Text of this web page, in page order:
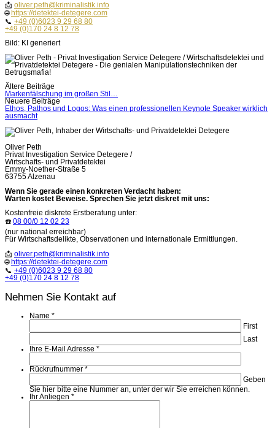
📩 oliver.peth@kriminalistik.info
🌐 https://detektei-detegere.com
📞 +49 (0)6023 9 29 68 80
+49 (0)170 24 8 12 78
Bild: KI generiert
Beitragsnavigation
Ältere Beiträge
Markenfälschung im großen Stil…
Neuere Beiträge
Ethos, Pathos und Logos: Was einen professionellen Keynote Speaker wirklich
ausmacht
Oliver Peth
Privat Investigation Service Detegere /
Wirtschafts- und Privatdetektei
Emmy-Noether-Straße 5
63755 Alzenau
Wenn Sie gerade einen konkreten Verdacht haben:
Warten kostet Beweise. Sprechen Sie jetzt diskret mit uns:
Kostenfreie diskrete Erstberatung unter:
☎️ 08 00/0 12 02 23
(nur national erreichbar)
Für Wirtschaftsdelikte, Observationen und internationale Ermittlungen.
📩 oliver.peth@kriminalistik.info
🌐 https://detektei-detegere.com
📞 +49 (0)6023 9 29 68 80
+49 (0)170 24 8 12 78
Nehmen Sie Kontakt auf
Name *
First
Last
Ihre E-Mail Adresse *
Rückrufnummer *
Geben
Sie hier bitte eine Nummer an, unter der wir Sie erreichen können.
Ihr Anliegen *